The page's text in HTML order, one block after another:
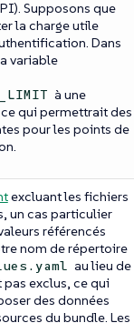
Supposons que
la charge utile
Dans
variable
à une
qui permettrait des
pour les points de
excluant les fichiers
un cas particulier
référencés
nom de répertoire
au lieu de
pas exclus, ce qui
des données
du bundle. Les